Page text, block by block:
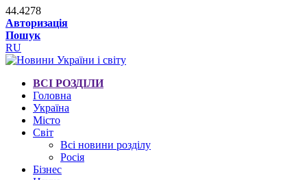
44.4278
Авторизація
Пошук
RU
ВСІ РОЗДІЛИ
Головна
Україна
Місто
Світ
Всі новини розділу
Росія
Бізнес